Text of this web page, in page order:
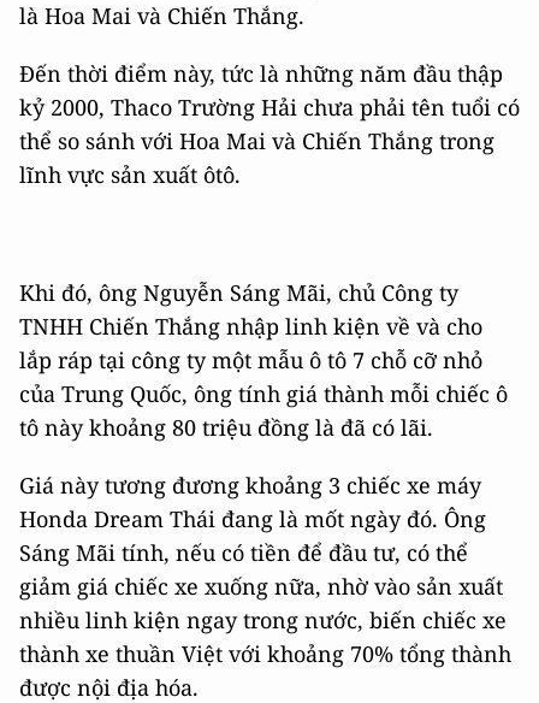
là Hoa Mai và Chiến Thắng.
Đến thời điểm này, tức là những năm đầu thập
kỷ 2000, Thaco Trường Hải chưa phải tên tuổi có
thể so sánh với Hoa Mai và Chiến Thắng trong
lĩnh vực sản xuất ôtô.
Khi đó, ông Nguyễn Sáng Mãi, chủ Công ty
TNHH Chiến Thắng nhập linh kiện về và cho
lắp ráp tại công ty một mẫu ô tô 7 chỗ cỡ nhỏ
của Trung Quốc, ông tính giá thành mỗi chiếc ô
tô này khoảng 80 triệu đồng là đã có lãi.
Giá này tương đương khoảng 3 chiếc xe máy
Honda Dream Thái đang là mốt ngày đó. Ông
Sáng Mãi tính, nếu có tiền để đầu tư, có thể
giảm giá chiếc xe xuống nữa, nhờ vào sản xuất
nhiều linh kiện ngay trong nước, biến chiếc xe
thành xe thuần Việt với khoảng 70% tổng thành
được nội địa hóa.